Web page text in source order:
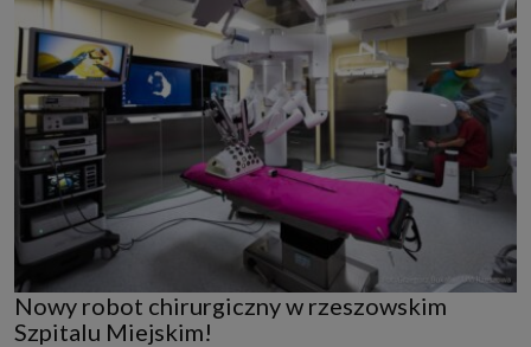
Nowy robot chirurgiczny w rzeszowskim
Szpitalu Miejskim!